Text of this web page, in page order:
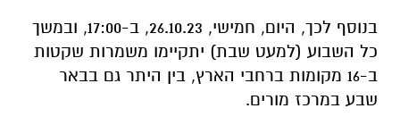
בנוסף לכך, היום, חמישי, 26.10.23, ב-17:00, ובמשך
כל השבוע (למעט שבת) יתקיימו משמרות שקטות
ב-16 מקומות ברחבי הארץ, בין היתר גם בבאר
שבע במרכז מורים.